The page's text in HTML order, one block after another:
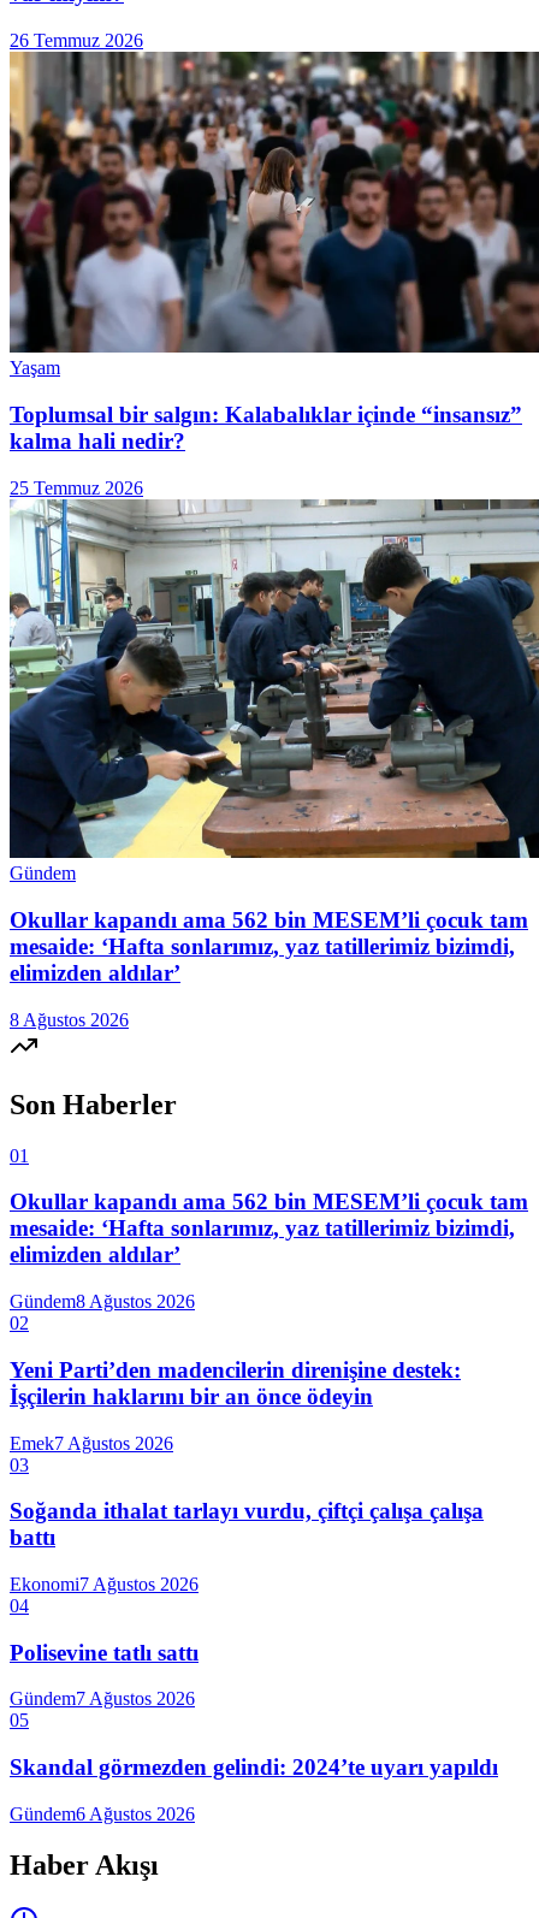
26 Temmuz 2026
Yaşam
Toplumsal bir salgın: Kalabalıklar içinde “insansız”
kalma hali nedir?
25 Temmuz 2026
Gündem
Okullar kapandı ama 562 bin MESEM’li çocuk tam
mesaide: ‘Hafta sonlarımız, yaz tatillerimiz bizimdi,
elimizden aldılar’
8 Ağustos 2026
Son Haberler
01
Okullar kapandı ama 562 bin MESEM’li çocuk tam
mesaide: ‘Hafta sonlarımız, yaz tatillerimiz bizimdi,
elimizden aldılar’
Gündem8 Ağustos 2026
02
Yeni Parti’den madencilerin direnişine destek:
İşçilerin haklarını bir an önce ödeyin
Emek7 Ağustos 2026
03
Soğanda ithalat tarlayı vurdu, çiftçi çalışa çalışa
battı
Ekonomi7 Ağustos 2026
04
Polisevine tatlı sattı
Gündem7 Ağustos 2026
05
Skandal görmezden gelindi: 2024’te uyarı yapıldı
Gündem6 Ağustos 2026
Haber Akışı